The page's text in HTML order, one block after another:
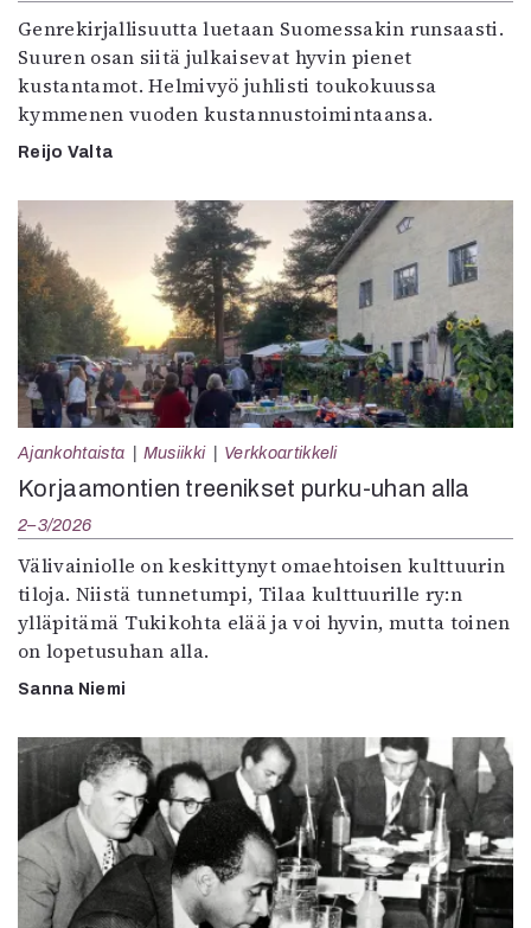
Genrekirjallisuutta luetaan Suomessakin runsaasti.
Suuren osan siitä julkaisevat hyvin pienet
kustantamot. Helmivyö juhlisti toukokuussa
kymmenen vuoden kustannustoimintaansa.
Reijo Valta
Ajankohtaista Musiikki Verkkoartikkeli
Korjaamontien treenikset purku-uhan alla
2–3/2026
Välivainiolle on keskittynyt omaehtoisen kulttuurin
tiloja. Niistä tunnetumpi, Tilaa kulttuurille ry:n
ylläpitämä Tukikohta elää ja voi hyvin, mutta toinen
on lopetusuhan alla.
Sanna Niemi